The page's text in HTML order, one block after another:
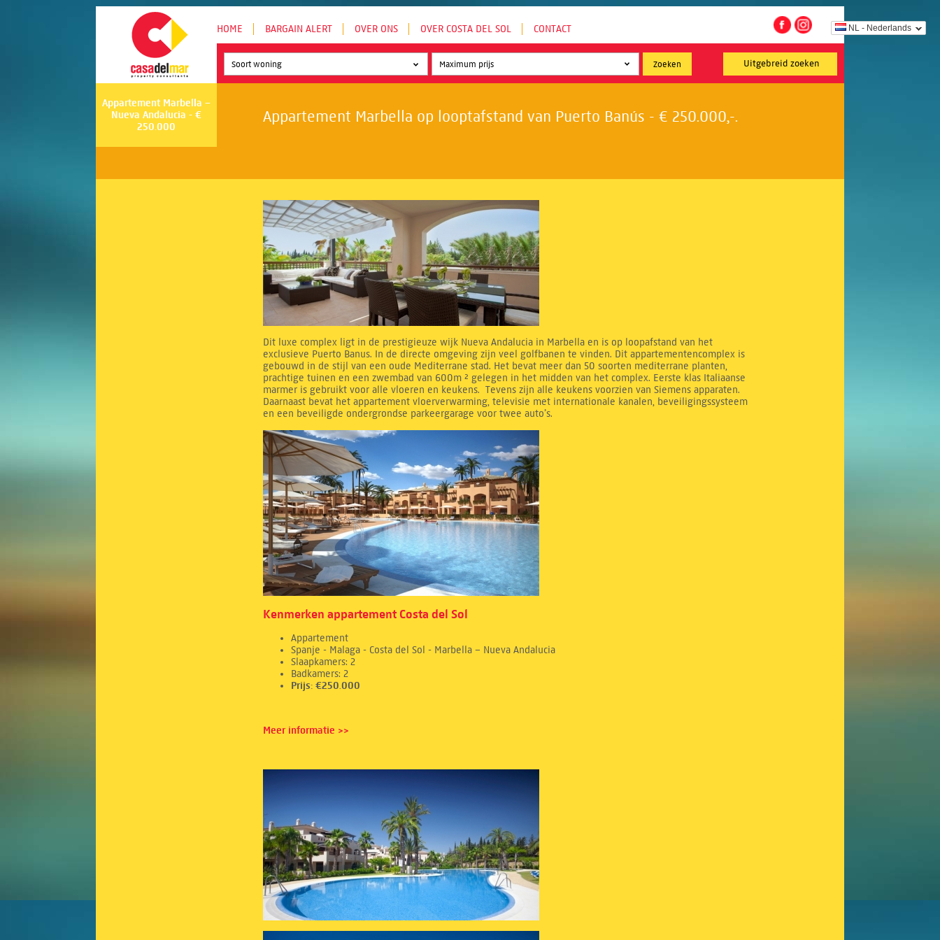
NL - Nederlands
HOME BARGAIN ALERT OVER ONS OVER COSTA DEL SOL CONTACT
Uitgebreid zoeken
Soort woning
Appartement Marbella –
Nueva Andalucia - €
250.000
Appartement Marbella op looptafstand van Puerto Banús - € 250.000,-.
Dit luxe complex ligt in de prestigieuze wijk Nueva Andalucia in Marbella en is op loopafstand van het
exclusieve Puerto Banus. In de directe omgeving zijn veel golfbanen te vinden. Dit appartementencomplex is
gebouwd in de stijl van een oude Mediterrane stad. Het bevat meer dan 50 soorten mediterrane planten,
prachtige tuinen en een zwembad van 600m ² gelegen in het midden van het complex. Eerste klas Italiaanse
marmer is gebruikt voor alle vloeren en keukens. Tevens zijn alle keukens voorzien van Siemens apparaten.
Daarnaast bevat het appartement vloerverwarming, televisie met internationale kanalen, beveiligingssysteem
en een beveiligde ondergrondse parkeergarage voor twee auto’s.
Kenmerken appartement Costa del Sol
Appartement
Spanje - Malaga - Costa del Sol - Marbella – Nueva Andalucia
Slaapkamers: 2
Badkamers: 2
Prijs: €250.000
Meer informatie >>